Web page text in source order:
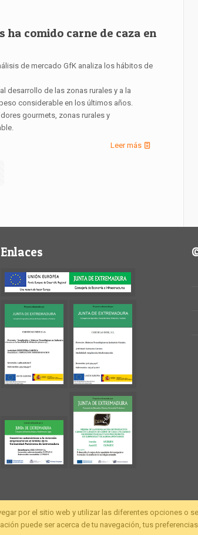
ha comido carne de caza en
de mercado GfK analiza los hábitos de
desarrollo de las zonas rurales y a la
considerable en los últimos años.
gourmets, zonas rurales y
Leer más
Enlaces
por el sitio web y utilizar las diferentes opciones o
puede ser acerca de tu navegación, tus